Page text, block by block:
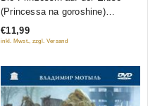
5
(Princessa na goroshine)
(RUSCICO) (NTSC)
€11,99
inkl. Mwst., zzgl. Versand